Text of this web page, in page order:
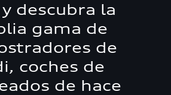
descubra la
gama de
de
coches de
de hace